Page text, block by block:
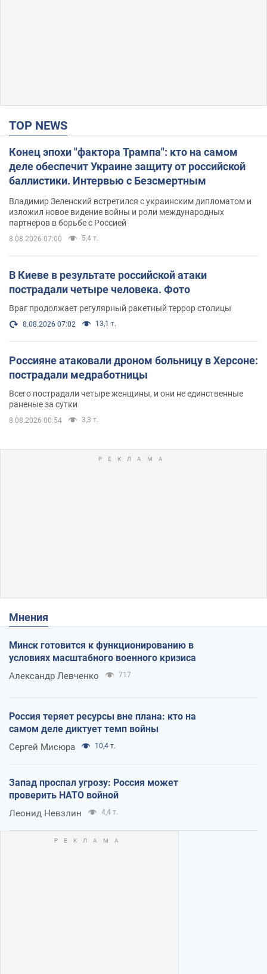
TOP NEWS
Конец эпохи "фактора Трампа": кто на самом
деле обеспечит Украине защиту от российской
баллистики. Интервью с Безсмертным
Владимир Зеленский встретился с украинским дипломатом и
изложил новое видение войны и роли международных
партнеров в борьбе с Россией
8.08.2026 07:00 5,4 т.
В Киеве в результате российской атаки
пострадали четыре человека. Фото
Враг продолжает регулярный ракетный террор столицы
8.08.2026 07:02 13,1 т.
Россияне атаковали дроном больницу в Херсоне:
пострадали медработницы
Всего пострадали четыре женщины, и они не единственные
раненые за сутки
8.08.2026 00:54 3,3 т.
Мнения
Минск готовится к функционированию в
условиях масштабного военного кризиса
Александр Левченко 717
Россия теряет ресурсы вне плана: кто на
самом деле диктует темп войны
Сергей Мисюра 10,4 т.
Запад проспал угрозу: Россия может
проверить НАТО войной
Леонид Невзлин 4,4 т.